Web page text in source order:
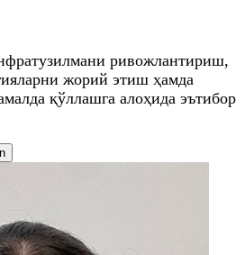
ривожлантириш,
жорий этиш ҳамда
қўллашга алоҳида эътибор